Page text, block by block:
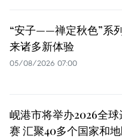
“安子——禅定秋色”系
来诸多新体验
05/08/2026 07:00
岘港市将举办2026全
赛 汇聚40多个国家和